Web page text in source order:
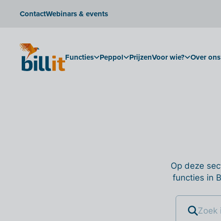
ContactWebinars & events
Functies Peppol PrijzenVoor wie? Over ons
Op deze
functies in